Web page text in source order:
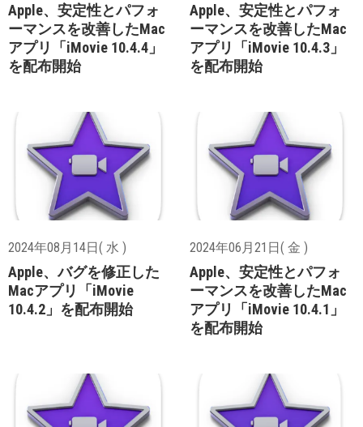
Apple、安定性とパフォ
ーマンスを改善したMac
アプリ「iMovie 10.4.4」
を配布開始
Apple、安定性とパフォ
ーマンスを改善したMac
アプリ「iMovie 10.4.3」
を配布開始
2024年08月14日( 水 )
Apple、バグを修正した
Macアプリ「iMovie
10.4.2」を配布開始
2024年06月21日( 金 )
Apple、安定性とパフォ
ーマンスを改善したMac
アプリ「iMovie 10.4.1」
を配布開始